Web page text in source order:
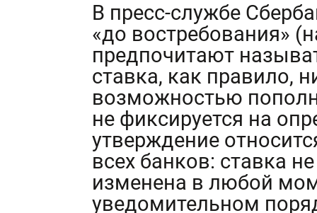
В пресс-службе
«до востребования»
предпочитают
ставка, как правило,
возможностью
не фиксируется на
утверждение
всех банков: ставка
изменена в любой
уведомительном